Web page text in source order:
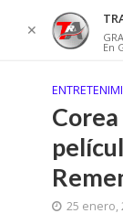
25 enero,
✕
En